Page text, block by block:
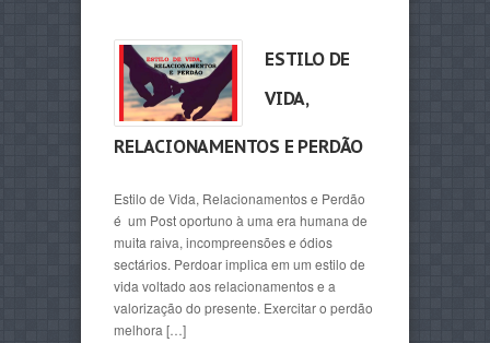
ESTILO DE
VIDA,
RELACIONAMENTOS E PERDÃO
Estilo de Vida, Relacionamentos e Perdão
é um Post oportuno à uma era humana de
muita raiva, incompreensões e ódios
sectários. Perdoar implica em um estilo de
vida voltado aos relacionamentos e a
valorização do presente. Exercitar o perdão
melhora […]